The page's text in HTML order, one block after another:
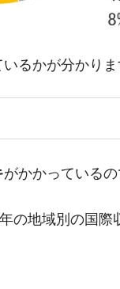
た選手とは？
るかが分かりま
がかかっているの
の地域別の国